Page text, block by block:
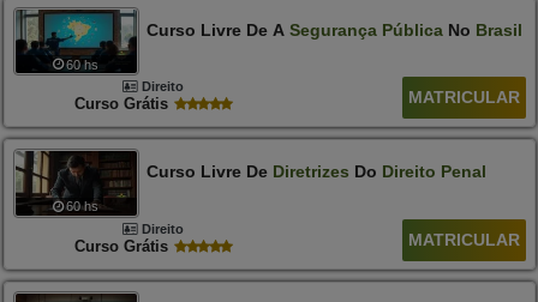
60 hs
Curso Livre De A Segurança PúblicaNo Brasil
Direito
Curso Grátis MATRICULAR
60 hs
Curso Livre De Diretrizes Do Direito Penal
Direito
Curso Grátis MATRICULAR